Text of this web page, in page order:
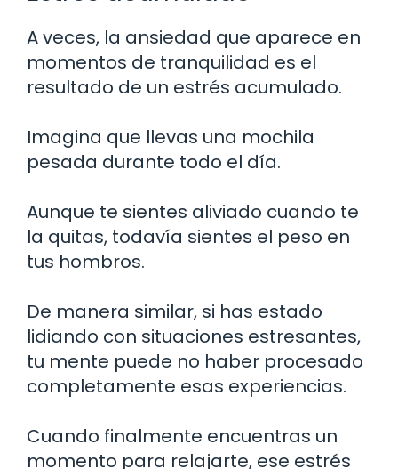
A veces, la ansiedad que aparece en
momentos de tranquilidad es el
resultado de un estrés acumulado.
Imagina que llevas una mochila
pesada durante todo el día.
Aunque te sientes aliviado cuando te
la quitas, todavía sientes el peso en
tus hombros.
De manera similar, si has estado
lidiando con situaciones estresantes,
tu mente puede no haber procesado
completamente esas experiencias.
Cuando finalmente encuentras un
momento para relajarte, ese estrés